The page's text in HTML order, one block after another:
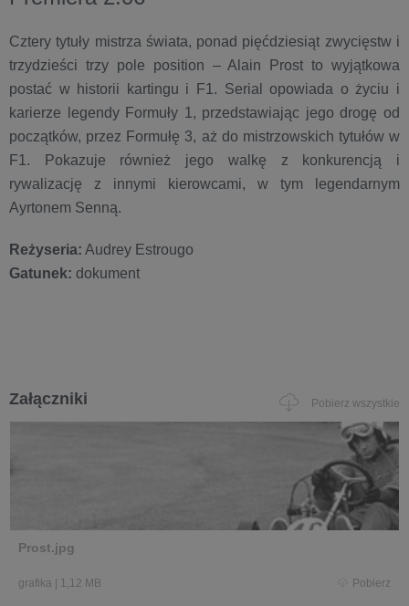
Cztery tytuły mistrza świata, ponad pięćdziesiąt zwycięstw i
trzydzieści trzy pole position – Alain Prost to wyjątkowa
postać w historii kartingu i F1. Serial opowiada o życiu i
karierze legendy Formuły 1, przedstawiając jego drogę od
początków, przez Formułę 3, aż do mistrzowskich tytułów w
F1. Pokazuje również jego walkę z konkurencją i
rywalizację z innymi kierowcami, w tym legendarnym
Ayrtonem Senną.
Reżyseria: Audrey Estrougo
Gatunek: dokument
Załączniki Pobierz wszystkie
Prost.jpg
grafika 1,12 MB Pobierz